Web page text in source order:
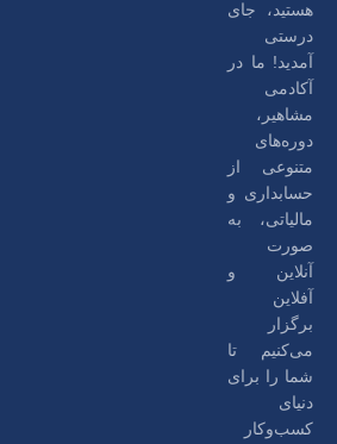
هستید، جای
درستی
آمدید! ما در
آکادمی
مشاهیر،
دوره‌های
متنوعی از
حسابداری و
مالیاتی، به
صورت
آنلاین و
آفلاین
برگزار
می‌کنیم تا
شما را برای
دنیای
کسب‌وکار